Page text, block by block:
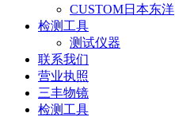
CUSTOM日本东洋
检测工具
测试仪器
联系我们
营业执照
三丰物镜
检测工具